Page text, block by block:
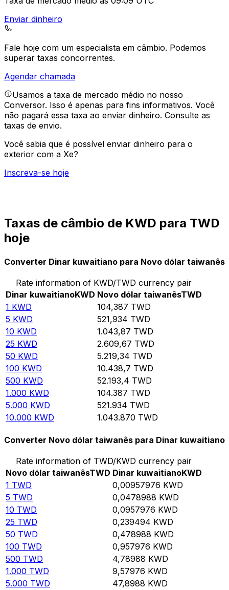
Enviar dinheiro
Fale hoje com um especialista em câmbio. Podemos
superar taxas concorrentes.
Agendar chamada
Usamos a taxa de mercado médio no nosso
Conversor. Isso é apenas para fins informativos. Você
não pagará essa taxa ao enviar dinheiro. Consulte as
taxas de envio.
Você sabia que é possível enviar dinheiro para o
exterior com a Xe?
Inscreva-se hoje
Taxas de câmbio de KWD para TWD
hoje
Converter Dinar kuwaitiano para Novo dólar taiwanês
Rate information of KWD/TWD currency pair
Dinar kuwaitianoKWD Novo dólar taiwanêsTWD
1 KWD 104,387 TWD
5 KWD 521,934 TWD
10 KWD 1.043,87 TWD
25 KWD 2.609,67 TWD
50 KWD 5.219,34 TWD
100 KWD 10.438,7 TWD
500 KWD 52.193,4 TWD
1.000 KWD 104.387 TWD
5.000 KWD 521.934 TWD
10.000 KWD 1.043.870 TWD
Converter Novo dólar taiwanês para Dinar kuwaitiano
Rate information of TWD/KWD currency pair
Novo dólar taiwanêsTWD Dinar kuwaitianoKWD
1 TWD 0,00957976 KWD
5 TWD 0,0478988 KWD
10 TWD 0,0957976 KWD
25 TWD 0,239494 KWD
50 TWD 0,478988 KWD
100 TWD 0,957976 KWD
500 TWD 4,78988 KWD
1.000 TWD 9,57976 KWD
5.000 TWD 47,8988 KWD